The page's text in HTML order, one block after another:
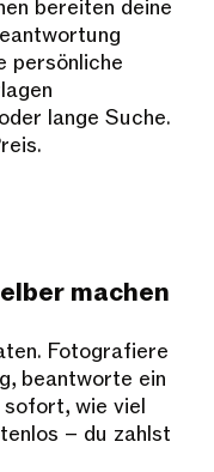
bereiten deine
persönliche
lange Suche.
machen
Fotografiere
beantworte ein
wie viel
– du zahlst